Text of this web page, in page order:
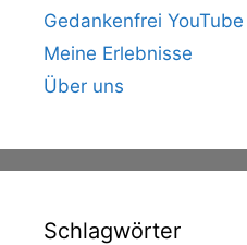
Gedankenfrei YouTube
Meine Erlebnisse
Über uns
Schlagwörter